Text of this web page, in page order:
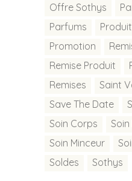
Offre Sothys
Parfums
Promotion
Remise Produit
Remises
Saint
Save The Date
Soin Corps
Soin
Soin Minceur
Soldes
Sothys